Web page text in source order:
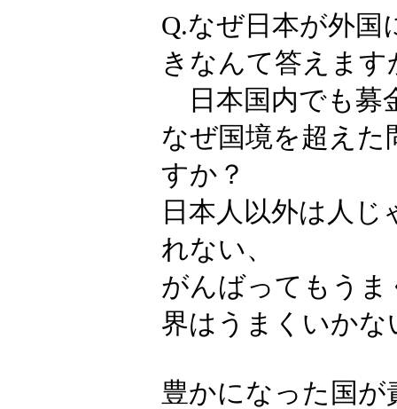
Q.なぜ日本が外
きなんて答えます
日本国内でも募
なぜ国境を超え
すか？
日本人以外は人
れない、
がんばってもう
界はうまくいかな
豊かになった国